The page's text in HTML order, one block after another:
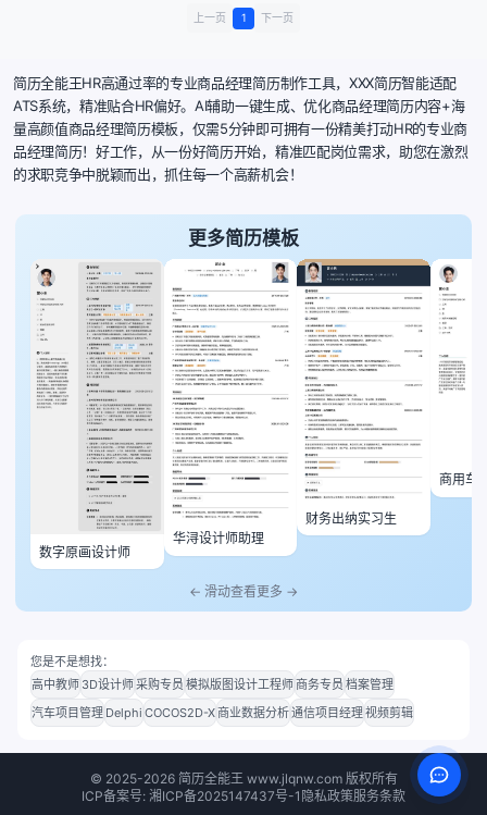
上一页 1 下一页
简历全能王HR高通过率的专业商品经理简历制作工具，XXX简历智能适配
ATS系统，精准贴合HR偏好。AI辅助一键生成、优化商品经理简历内容+海
量高颜值商品经理简历模板，仅需5分钟即可拥有一份精美打动HR的专业商
品经理简历！好工作，从一份好简历开始，精准匹配岗位需求，助您在激烈
的求职竞争中脱颖而出，抓住每一个高薪机会！
更多简历模板
数字原画设计师
华浔设计师助理
财务出纳实习生
商用车
← 滑动查看更多 →
您是不是想找：
高中教师 3D设计师采购专员 模拟版图设计工程师商务专员 档案管理
汽车项目管理 Delphi COCOS2D-X商业数据分析通信项目经理视频剪辑
© 2025-2026简历全能王 www.jlqnw.com 版权所有
ICP备案号: 湘ICP备2025147437号-1 隐私政策服务条款